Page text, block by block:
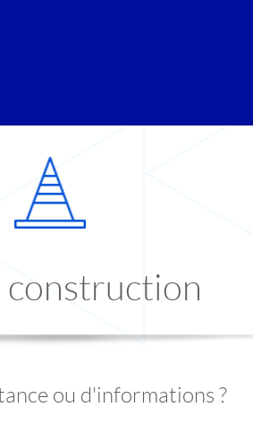
construction
ou d'informations ?